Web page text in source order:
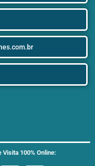
100% Online: